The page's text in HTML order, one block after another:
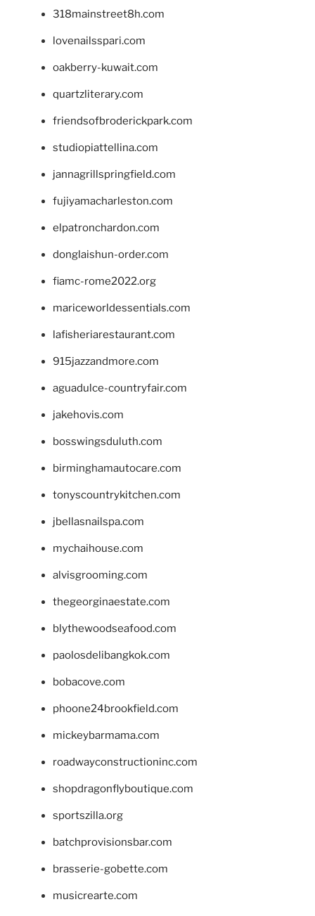
318mainstreet8h.com
lovenailsspari.com
oakberry-kuwait.com
quartzliterary.com
friendsofbroderickpark.com
studiopiattellina.com
jannagrillspringfield.com
fujiyamacharleston.com
elpatronchardon.com
donglaishun-order.com
fiamc-rome2022.org
mariceworldessentials.com
lafisheriarestaurant.com
915jazzandmore.com
aguadulce-countryfair.com
jakehovis.com
bosswingsduluth.com
birminghamautocare.com
tonyscountrykitchen.com
jbellasnailspa.com
mychaihouse.com
alvisgrooming.com
thegeorginaestate.com
blythewoodseafood.com
paolosdelibangkok.com
bobacove.com
phoone24brookfield.com
mickeybarmama.com
roadwayconstructioninc.com
shopdragonflyboutique.com
sportszilla.org
batchprovisionsbar.com
brasserie-gobette.com
musicrearte.com